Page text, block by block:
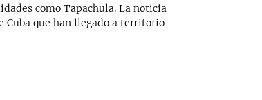
como Tapachula. La noticia
Cuba que han llegado a territorio